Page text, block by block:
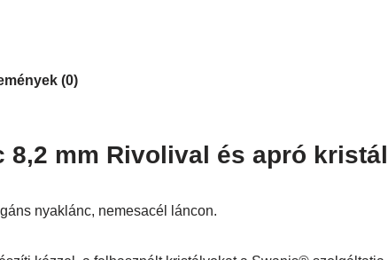
(0)
8,2 mm Rivolival és apró
nyaklánc, nemesacél láncon.